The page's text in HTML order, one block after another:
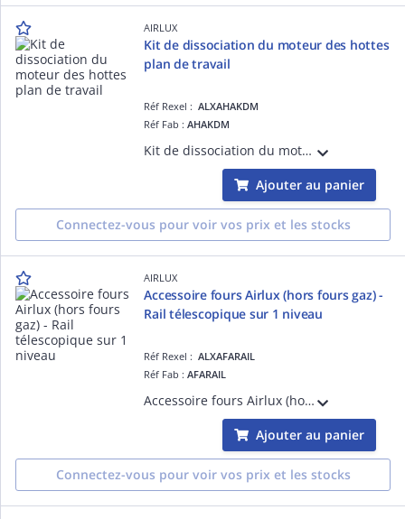
AIRLUX
Kit de dissociation du moteur des hottes
plan de travail
Réf Rexel :ALXAHAKDM
Réf Fab :AHAKDM
Kit de dissociation du moteur des hottes plan de travail dans un meuble adjacent
Ajouter au panier
Connectez-vous pour voir vos prix et les stocks
AIRLUX
Accessoire fours Airlux (hors fours gaz) -
Rail télescopique sur 1 niveau
Réf Rexel :ALXAFARAIL
Réf Fab :AFARAIL
Accessoire fours Airlux (hors fours gaz) - Rail télescopique sur 1 niveau à extraction totale
Ajouter au panier
Connectez-vous pour voir vos prix et les stocks